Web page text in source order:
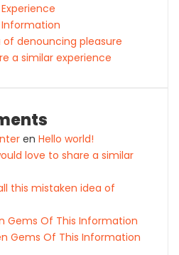
Information
of denouncing pleasure
a similar experience
en Hello world!
love to share a similar
this mistaken idea of
Gems Of This Information
Gems Of This Information